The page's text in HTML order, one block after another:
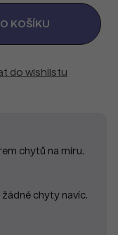
do wishlistu
chytů na míru.
chyty navíc.